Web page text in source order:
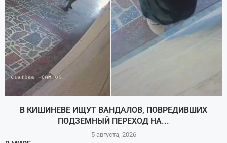
В КИШИНЕВЕ ИЩУТ ВАНДАЛОВ, ПОВРЕДИВШИХ
ПОДЗЕМНЫЙ ПЕРЕХОД НА...
5 августа, 2026